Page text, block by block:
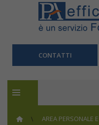
CONTATTI
AREA PERSONALE